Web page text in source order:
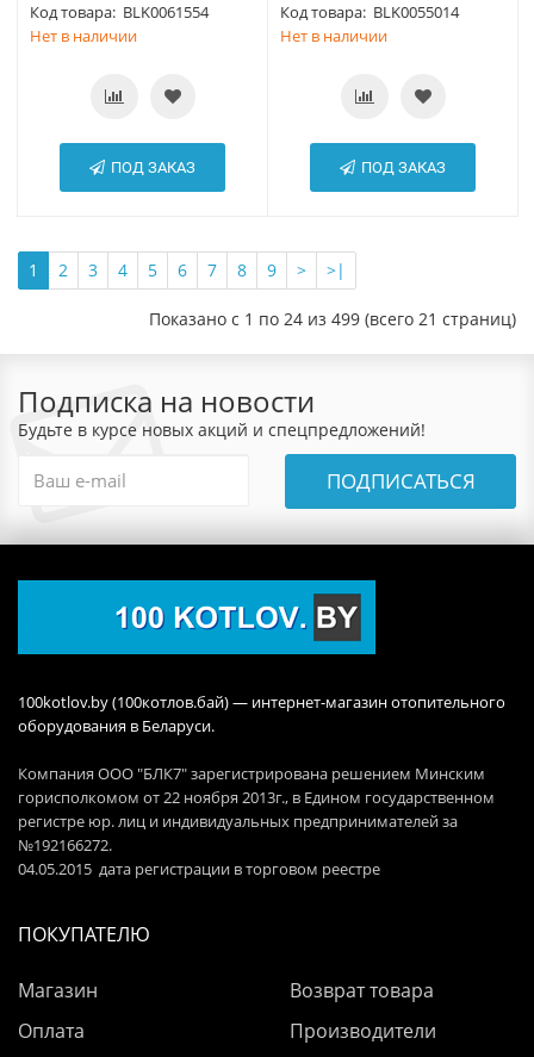
Код товара: BLK0061554
Нет в наличии
ПОД ЗАКАЗ
Код товара: BLK0055014
Нет в наличии
ПОД ЗАКАЗ
1 2 3 4 5 6 7 8 9 > >|
Показано с 1 по 24 из 499 (всего 21 страниц)
Подписка на новости
Будьте в курсе новых акций и спецпредложений!
ПОДПИСАТЬСЯ
100kotlov.by (100котлов.бай) — интернет-магазин отопительного
оборудования в Беларуси.
Компания ООО "БЛК7" зарегистрирована решением Минским
горисполкомом от 22 ноября 2013г., в Едином государственном
регистре юр. лиц и индивидуальных предпринимателей за
№192166272.
04.05.2015 дата регистрации в торговом реестре
ПОКУПАТЕЛЮ
Магазин
Оплата
Возврат товара
Производители